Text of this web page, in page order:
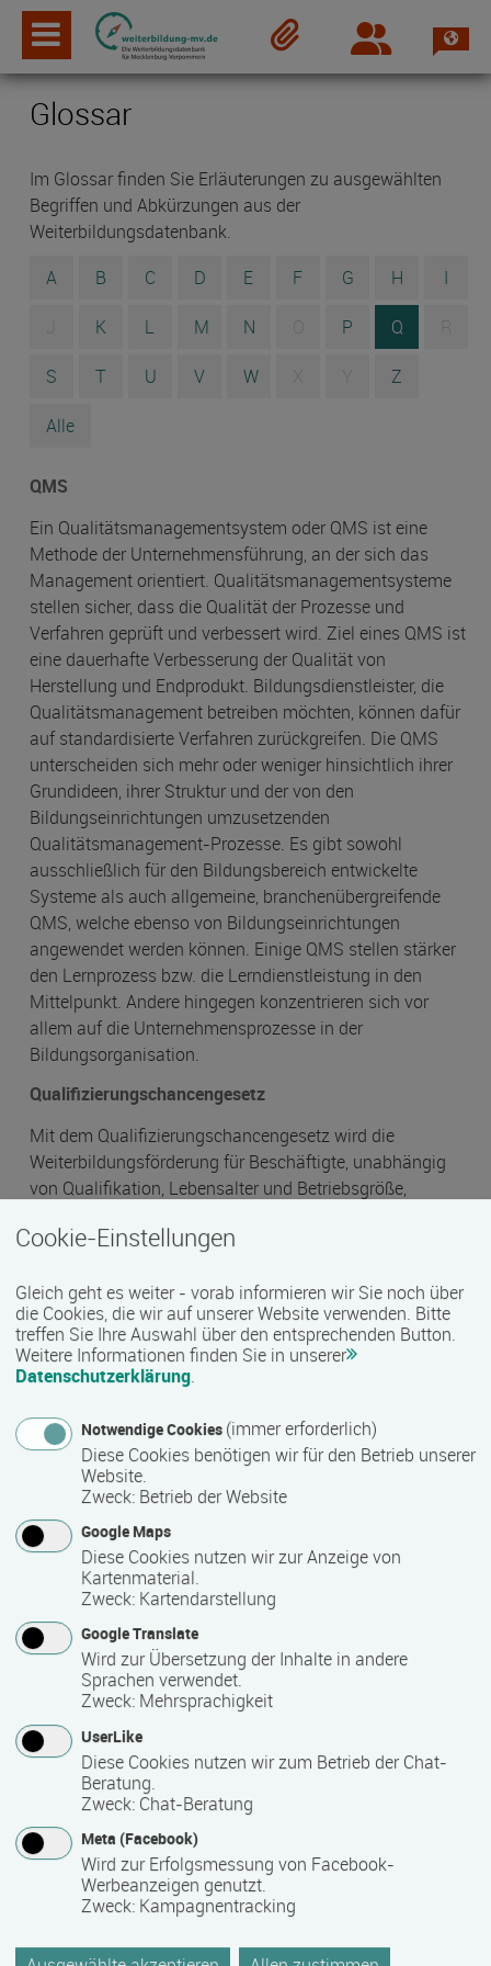
Login
Glossar
Im Glossar finden Sie Erläuterungen zu ausgewählten
Begriffen und Abkürzungen aus der
Weiterbildungsdatenbank.
A
B C D E F G H I
K L M N P Q
S T U V W Z
Alle
QMS
Ein Qualitätsmanagementsystem oder QMS ist eine
Methode der Unternehmensführung, an der sich das
Management orientiert. Qualitätsmanagementsysteme
stellen sicher, dass die Qualität der Prozesse und
Verfahren geprüft und verbessert wird. Ziel eines QMS ist
eine dauerhafte Verbesserung der Qualität von
Herstellung und Endprodukt. Bildungsdienstleister, die
Qualitäts­management betreiben möchten, können dafür
auf stan­dardisierte Verfahren zurück­greifen. Die QMS
unterscheiden sich mehr oder weniger hinsichtlich ihrer
Grundideen, ihrer Struktur und der von den
Bildungseinrichtungen umzusetzenden
Qualitätsmanagement-Prozesse. Es gibt sowohl
ausschließlich für den Bildungsbereich entwickelte
Systeme als auch allgemeine, branchenübergreifende
QMS, welche ebenso von Bildungseinrichtungen
angewendet werden können. Einige QMS stellen stärker
den Lernprozess bzw. die Lerndienstleistung in den
Mittelpunkt. Andere hingegen konzentrieren sich vor
allem auf die Unternehmensprozesse in der
Bildungsorganisation.
Qualifizierungschancengesetz
Mit dem Qualifizierungschancengesetz wird die
Weiterbildungsförderung für Beschäftigte, unabhängig
von Qualifikation, Lebensalter und Betriebsgröße,
Strukturwandel und Digitalisierung betroffen sind, eine
Kompetenzen ermöglicht werden.
mehr zum Qualifizierungschancengesetz
Qualifizierungsprojekte für Unternehmen in MV
des Europäischen Sozialfonds und Mitteln aus der
Gemeinschaftsaufgabe zur Verbesserung der regionalen
Wirtschaftsstruktur Zuwendungen für die Teilnahme von
Beschäftigten an unternehmensspezifischen
Maßnahmen (Qualifizierungsprojekte).
mehr zu den Qualifizierungsprojekten
forum
Gut beraten
0385 64682-12
Weiterbildungstelefon
Letzte Aktualisierung
Cookie-Einstellungen
Gleich geht es weiter - vorab informieren wir Sie noch über
die Cookies, die wir auf unserer Website verwenden. Bitte
treffen Sie Ihre Auswahl über den entsprechenden Button.
Weitere Informationen finden Sie in unserer
Datenschutzerklärung.
Notwendige Cookies (immer erforderlich)
Diese Cookies benötigen wir für den Betrieb unserer
Website.
Zweck: Betrieb der Website
Google Maps
Diese Cookies nutzen wir zur Anzeige von
Kartenmaterial.
Zweck: Kartendarstellung
Google Translate
Wird zur Übersetzung der Inhalte in andere
Sprachen verwendet.
Zweck: Mehrsprachigkeit
UserLike
Diese Cookies nutzen wir zum Betrieb der Chat-
Beratung.
Zweck: Chat-Beratung
Meta (Facebook)
Wird zur Erfolgsmessung von Facebook-
Werbeanzeigen genutzt.
Zweck: Kampagnentracking